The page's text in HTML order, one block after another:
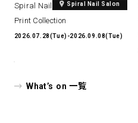
Spiral Nail Salon
Spiral Nail Salon Art #14 Spiral
Print Collection
2026.07.28(Tue)-2026.09.08(Tue)
What’s on 一覧